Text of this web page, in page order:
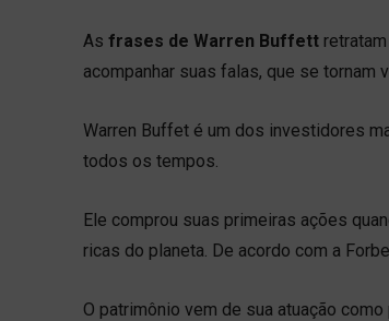
As frases de Warren Buffett
acompanhar suas falas, que se tornam
Warren Buffet é um dos investidores
todos os tempos.
Ele comprou suas primeiras ações
ricas do planeta. De acordo com a
O patrimônio vem de sua atuação